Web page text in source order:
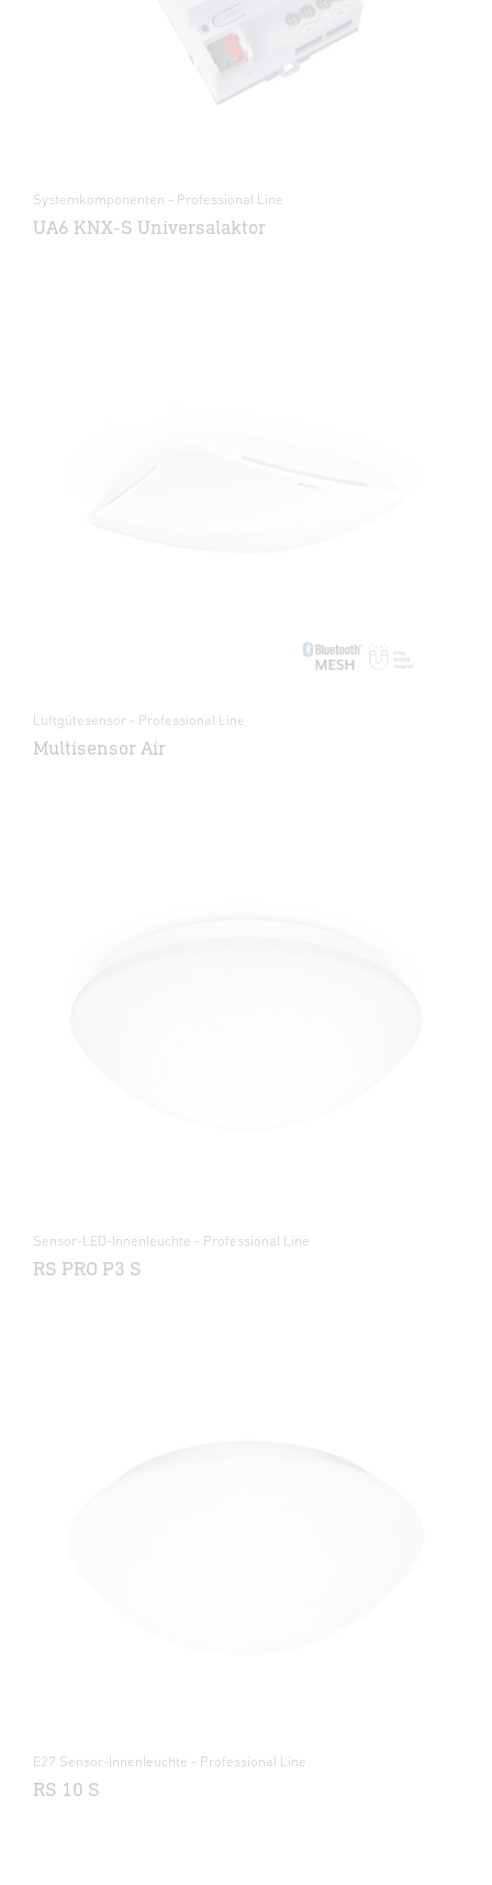
Systemkomponenten - Professional Line
UA6 KNX-S Universalaktor
Luftgütesensor - Professional Line
Multisensor Air
Sensor-LED-Innenleuchte - Professional Line
RS PRO P3 S
E27 Sensor-Innenleuchte - Professional Line
RS 10 S